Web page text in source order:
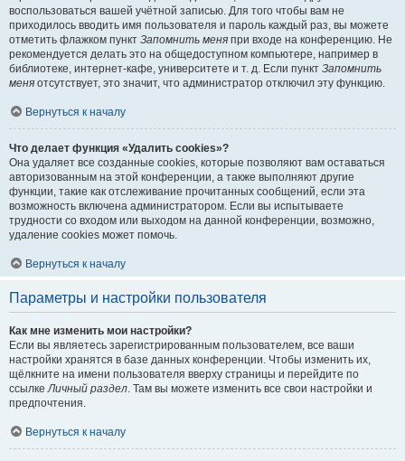
воспользоваться вашей учётной записью. Для того чтобы вам не
приходилось вводить имя пользователя и пароль каждый раз, вы можете
отметить флажком пункт Запомнить меня при входе на конференцию. Не
рекомендуется делать это на общедоступном компьютере, например в
библиотеке, интернет-кафе, университете и т. д. Если пункт Запомнить
меня отсутствует, это значит, что администратор отключил эту функцию.
Вернуться к началу
Что делает функция «Удалить cookies»?
Она удаляет все созданные cookies, которые позволяют вам оставаться
авторизованным на этой конференции, а также выполняют другие
функции, такие как отслеживание прочитанных сообщений, если эта
возможность включена администратором. Если вы испытываете
трудности со входом или выходом на данной конференции, возможно,
удаление cookies может помочь.
Вернуться к началу
Параметры и настройки пользователя
Как мне изменить мои настройки?
Если вы являетесь зарегистрированным пользователем, все ваши
настройки хранятся в базе данных конференции. Чтобы изменить их,
щёлкните на имени пользователя вверху страницы и перейдите по
ссылкеЛичный раздел. Там вы можете изменить все свои настройки и
предпочтения.
Вернуться к началу